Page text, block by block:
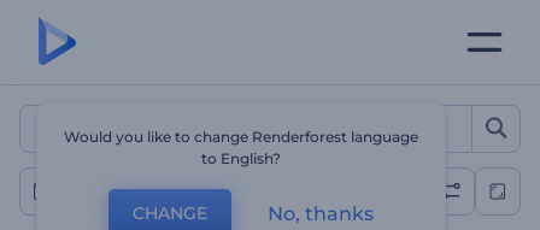
Modelli per video di eventi
Video dell'evento
Would you like to change Renderforest language
to English?
CHANGE No, thanks